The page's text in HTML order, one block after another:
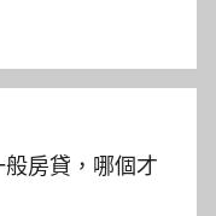
房貸，哪個才